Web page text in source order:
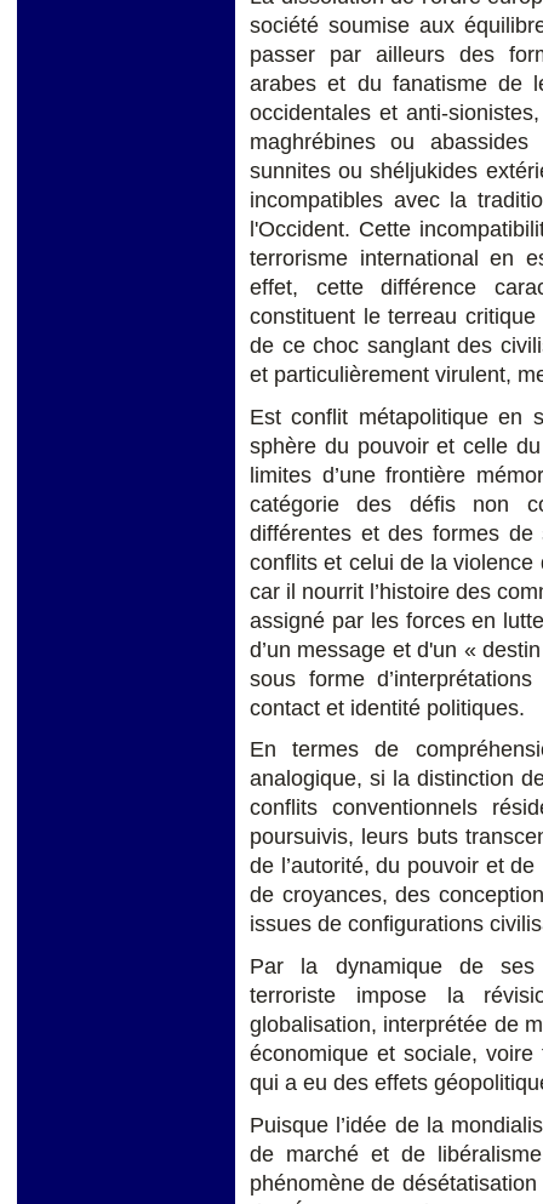
société soumise aux
passer par ailleurs des
arabes et du fanatisme de
occidentales et anti-
maghrébines ou
sunnites ou shéljukides
incompatibles avec la
l'Occident. Cette
terrorisme international en
effet, cette différence
constituent le terreau
de ce choc sanglant des
et particulièrement virulent,
Est conflit métapolitique en
sphère du pouvoir et celle
limites d’une frontière
catégorie des défis non
différentes et des formes
conflits et celui de la violence
car il nourrit l’histoire des
assigné par les forces en
d’un message et d'un «
sous forme
contact et identité politiques.
En termes de
analogique, si la distinction
conflits conventionnels
poursuivis, leurs buts
de l’autorité, du pouvoir et
de croyances, des
issues de configurations
Par la dynamique de ses
terroriste impose la
globalisation, interprétée de
économique et sociale,
qui a eu des effets
Puisque l’idée de la
de marché et de
phénomène de